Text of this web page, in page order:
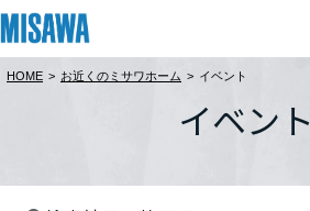
住まい
HOME > お近くのミサワホーム > イベント
イベント
都道府県を選択